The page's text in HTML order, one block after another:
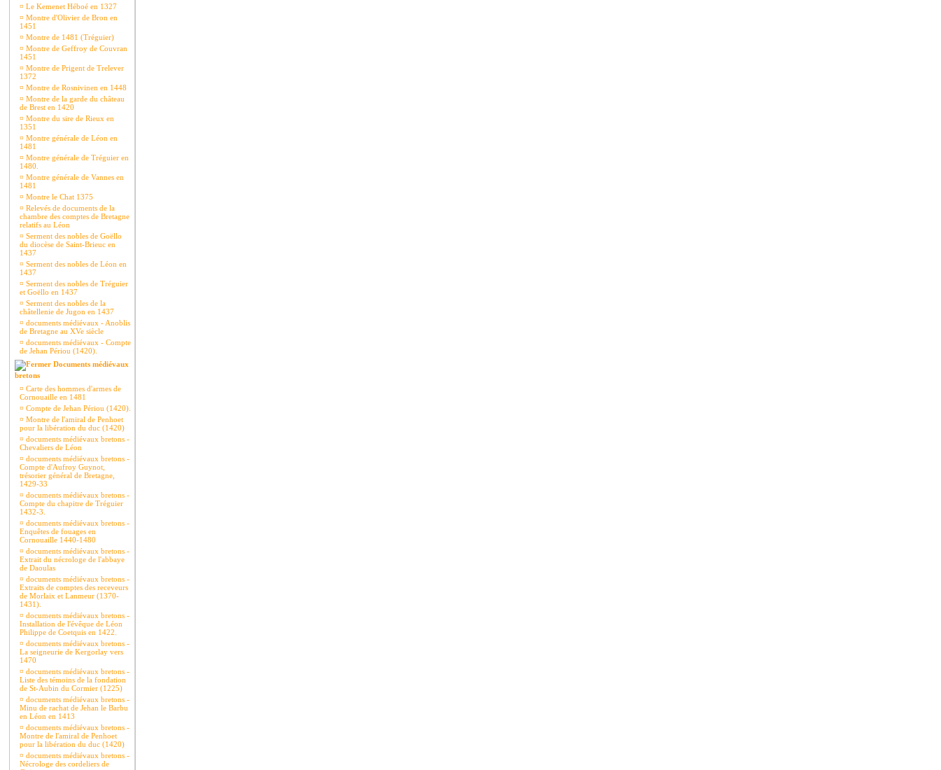
¤ Le Kemenet Héboé en 1327
¤ Montre d'Olivier de Bron en
1451
¤ Montre de 1481 (Tréguier)
¤ Montre de Geffroy de Couvran
1451
¤ Montre de Prigent de Trelever
1372
¤ Montre de Rosnivinen en 1448
¤ Montre de la garde du château
de Brest en 1420
¤ Montre du sire de Rieux en
1351
¤ Montre générale de Léon en
1481
¤ Montre générale de Tréguier en
1480.
¤ Montre générale de Vannes en
1481
¤ Montre le Chat 1375
¤ Relevés de documents de la
chambre des comptes de Bretagne
relatifs au Léon
¤ Serment des nobles de Goëllo
du diocèse de Saint-Brieuc en
1437
¤ Serment des nobles de Léon en
1437
¤ Serment des nobles de Tréguier
et Goëllo en 1437
¤ Serment des nobles de la
châtellenie de Jugon en 1437
¤ documents médiévaux - Anoblis
de Bretagne au XVe siècle
¤ documents médiévaux - Compte
de Jehan Périou (1420).
Documents médiévaux
bretons
¤ Carte des hommes d'armes de
Cornouaille en 1481
¤ Compte de Jehan Périou (1420).
¤ Montre de l'amiral de Penhoet
pour la libération du duc (1420)
¤ documents médiévaux bretons -
Chevaliers de Léon
¤ documents médiévaux bretons -
Compte d'Aufroy Guynot,
trésorier général de Bretagne,
1429-33
¤ documents médiévaux bretons -
Compte du chapitre de Tréguier
1432-3.
¤ documents médiévaux bretons -
Enquêtes de fouages en
Cornouaille 1440-1480
¤ documents médiévaux bretons -
Extrait du nécrologe de l'abbaye
de Daoulas
¤ documents médiévaux bretons -
Extraits de comptes des receveurs
de Morlaix et Lanmeur (1370-
1431).
¤ documents médiévaux bretons -
Installation de l'évêque de Léon
Philippe de Coetquis en 1422.
¤ documents médiévaux bretons -
La seigneurie de Kergorlay vers
1470
¤ documents médiévaux bretons -
Liste des témoins de la fondation
de St-Aubin du Cormier (1225)
¤ documents médiévaux bretons -
Minu de rachat de Jehan le Barbu
en Léon en 1413
¤ documents médiévaux bretons -
Montre de l'amiral de Penhoet
pour la libération du duc (1420)
¤ documents médiévaux bretons -
Nécrologe des cordeliers de